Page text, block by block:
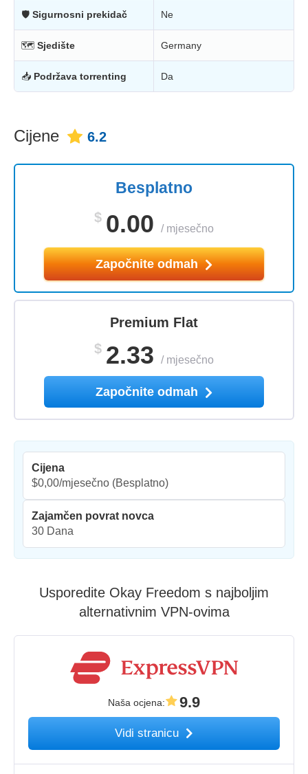
🛡 Sigurnosni prekidač Ne
🗺 Sjedište Germany
📥 Podržava torrenting Da
Cijene 6.2
Besplatno
$ 0.00 / mjesečno
Započnite odmah
Premium Flat
$ 2.33 / mjesečno
Započnite odmah
Cijena
$0,00/mjesečno (Besplatno)
Zajamčen povrat novca
30 Dana
Usporedite Okay Freedom s najboljim
alternativnim VPN-ovima
Naša ocjena: 9.9
Vidi stranicu